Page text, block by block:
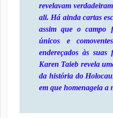
revelavam
ali. Há ainda cartas
assim que o campo
únicos e
endereçados às suas
Karen Taieb revela
da história do
em que homenageia a